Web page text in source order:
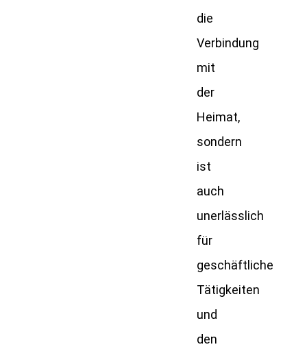
die
Verbindung
mit
der
Heimat,
sondern
ist
auch
unerlässlich
für
geschäftliche
Tätigkeiten
und
den